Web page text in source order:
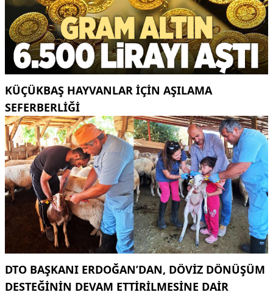
KÜÇÜKBAŞ HAYVANLAR İÇİN AŞILAMA
SEFERBERLİĞİ
DTO BAŞKANI ERDOĞAN’DAN, DÖVIZ DÖNÜŞÜM
DESTEĞININ DEVAM ETTIRILMESINE DAIR